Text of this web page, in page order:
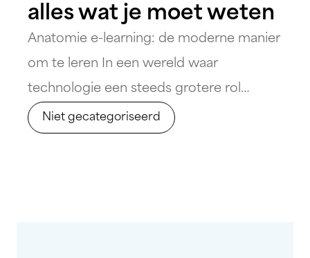
alles wat je moet weten
Anatomie e-learning: de moderne manier
om te leren In een wereld waar
technologie een steeds grotere rol
speelt, is het geen verrassing dat ook het
Niet gecategoriseerd